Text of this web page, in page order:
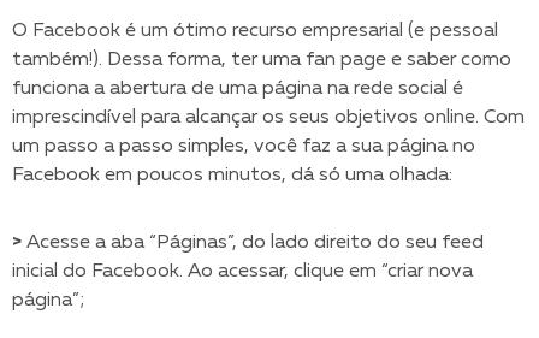
O Facebook é um ótimo recurso empresarial (e pessoal
também!). Dessa forma, ter uma fan page e saber como
funciona a abertura de uma página na rede social é
imprescindível para alcançar os seus objetivos online. Com
um passo a passo simples, você faz a sua página no
Facebook em poucos minutos, dá só uma olhada:
> Acesse a aba “Páginas”, do lado direito do seu feed
inicial do Facebook. Ao acessar, clique em “criar nova
página”;